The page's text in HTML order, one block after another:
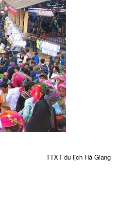
TTXT du lịch Hà Giang